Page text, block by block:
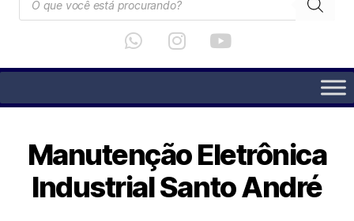
Manutenção Eletrônica
Industrial Santo André